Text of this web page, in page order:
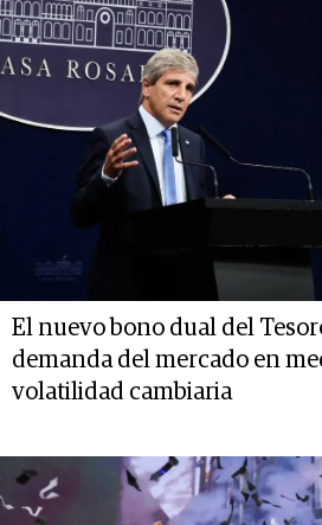
El nuevo bono dual del
demanda del mercado en
volatilidad cambiaria